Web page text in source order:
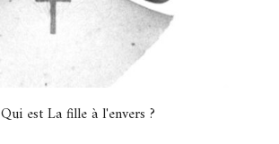
Qui est La fille à l'envers ?